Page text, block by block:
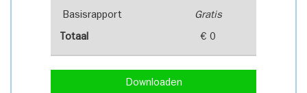
Basisrapport Gratis
Totaal € 0
Downloaden